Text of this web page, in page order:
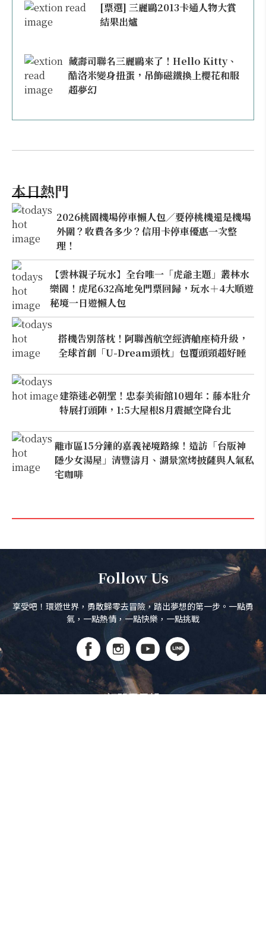
[票選] 三麗鷗2013卡通人物大賞
結果出爐
藏壽司聯名三麗鷗來了！Hello Kitty、
酷洛米變身扭蛋，吊飾磁鐵換上櫻花和服
超夢幻
本日熱門
2026桃園機場停車懶人包／要停桃機還是機場
外圍？收費各多少？信用卡停車優惠一次整
理！
【雲林親子玩水】全台唯一「虎爺主題」叢林水
樂園！虎尾632高地免門票回歸，玩水＋4大順遊
秘境一日遊懶人包
搭機告別落枕！阿聯酋航空經濟艙座椅升級，
全球首創「U-Dream頭枕」包覆頭頸超好睡
建築迷必朝聖！忠泰美術館10週年：藤本壯介
特展打頭陣，1:5大屋根8月震撼空降台北
離市區15分鐘的嘉義祕境路線！造訪「台版神
隱少女湯屋」清豐濤月、湖景窯烤披薩與人氣私
宅咖啡
Follow Us
享受吧！環遊世界，勇敢歸零去冒險，踏出夢想的第一步。一點勇
氣，一點熱情，一點快樂，一點挑戰
訂閱電子報